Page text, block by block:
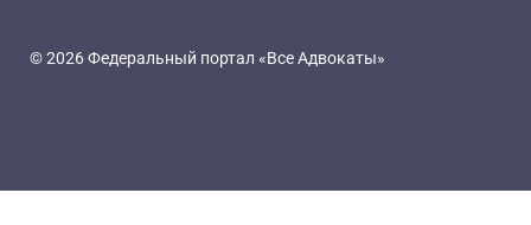
© 2026 Федеральный портал «Все Адвокаты»